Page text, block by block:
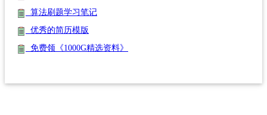
算法刷题学习笔记
优秀的简历模版
免费领《1000G精选资料》